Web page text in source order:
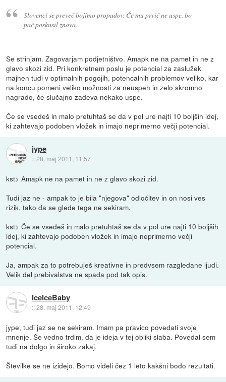
Slovenci se preveč bojimo propadov. Če mu prvič ne uspe, bo
pač poskusil znova.
Se strinjam. Zagovarjam podjetništvo. Amapk ne na pamet in ne z
glavo skozi zid. Pri konkretnem poslu je potencial za zaslužek
majhen tudi v optimalnih pogojih, potencalnih problemov veliko, kar
na koncu pomeni veliko možnosti za neuspeh in zelo skromno
nagrado, če slučajno zadeva nekako uspe.
Če se vsedeš in malo pretuhtaš se da v pol ure najti 10 boljših idej,
ki zahtevajo podoben vložek in imajo neprimerno večji potencial.
jype
::28. maj 2011, 11:57
kst> Amapk ne na pamet in ne z glavo skozi zid.
Tudi jaz ne - ampak to je bila "njegova" odločitev in on nosi ves
rizik, tako da se glede tega ne sekiram.
kst> Če se vsedeš in malo pretuhtaš se da v pol ure najti 10 boljših
idej, ki zahtevajo podoben vložek in imajo neprimerno večji
potencial.
Ja, ampak za to potrebuješ kreativne in predvsem razgledane ljudi.
Velik del prebivalstva ne spada pod tak opis.
IceIceBaby
::28. maj 2011, 12:49
jype, tudi jaz se ne sekiram. Imam pa pravico povedati svoje
mnenje. Še vedno trdim, da je ideja v tej obliki slaba. Povedal sem
tudi na dolgo in široko zakaj.
Številke se ne izidejo. Bomo videli čez 1 leto kakšni bodo rezultati.